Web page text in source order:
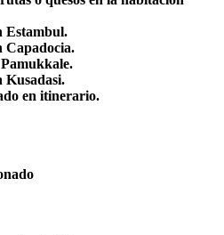
Estambul.
Capadocia.
Kusadasi.
en itinerario.